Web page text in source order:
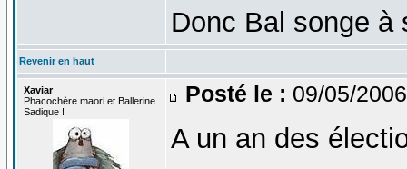
Donc Bal songe à
Revenir en haut
Xaviar
Phacochère maori et Ballerine
Sadique !
Posté le : 09/05/
A un an des